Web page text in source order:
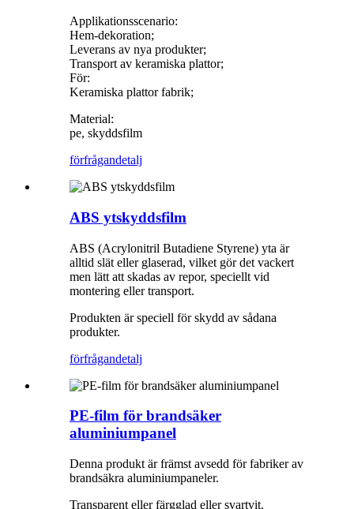
Applikationsscenario:
Hem-dekoration;
Leverans av nya produkter;
Transport av keramiska plattor;
För:
Keramiska plattor fabrik;
Material:
pe, skyddsfilm
förfrågandetalj
ABS ytskyddsfilm
ABS (Acrylonitril Butadiene Styrene) yta är
alltid slät eller glaserad, vilket gör det vackert
men lätt att skadas av repor, speciellt vid
montering eller transport.
Produkten är speciell för skydd av sådana
produkter.
förfrågandetalj
PE-film för brandsäker
aluminiumpanel
Denna produkt är främst avsedd för fabriker av
brandsäkra aluminiumpaneler.
Transparent eller färgglad eller svartvit.